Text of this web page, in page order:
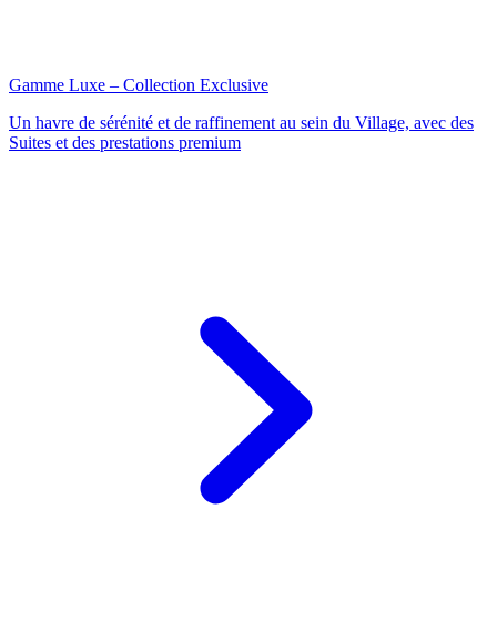
Gamme Luxe – Collection Exclusive
Un havre de sérénité et de raffinement au sein du Village, avec des
Suites et des prestations premium